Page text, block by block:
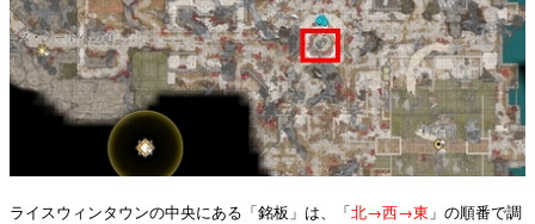
ライスウィンタウンの中央にある「銘板」は、「北→西→東 」の順番で調